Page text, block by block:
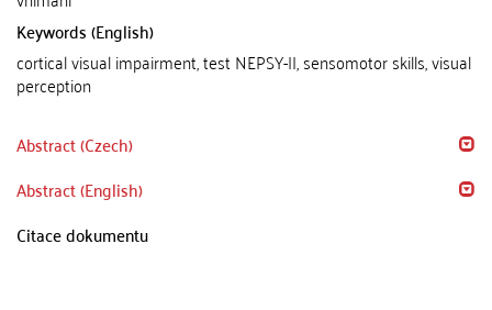
Keywords (English)
cortical visual impairment, test NEPSY-II, sensomotor skills, visual
perception
Abstract (Czech)
Abstract (English)
Citace dokumentu